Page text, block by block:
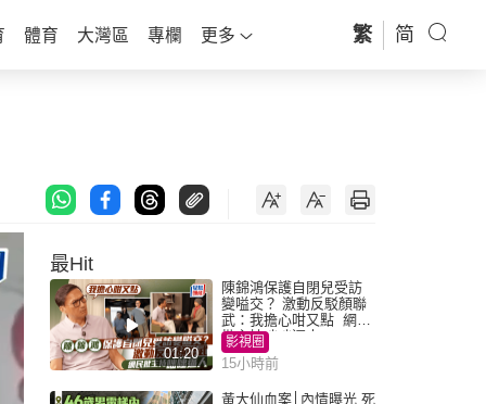
體育 大灣區 專欄 更多 繁 简
最Hit
01:20
陳錦鴻保護自閉兒受訪
變嗌交？ 激動反駁顏聯
武：我擔心咁又點 網民
批主持咄咄逼人
影視圈
15小時前
黃大仙血案│內情曝光 死